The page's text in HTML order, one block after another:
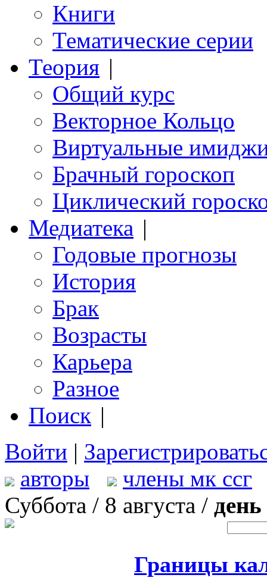
Книги
Тематические серии
Теория |
Общий курс
Векторное Кольцо
Виртуальные
Брачный гороскоп
Циклический
Медиатека |
Годовые прогнозы
История
Брак
Возрасты
Карьера
Разное
Поиск |
Войти |
авторы
члены мк ссг
Суббота / 8 августа /
Границы